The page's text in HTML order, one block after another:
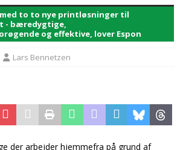
med to to nye printløsninger til
- bæredygtige,
og effektive, lover Espon
Lars Bennetzen
der arbejder hjemmefra på grund af